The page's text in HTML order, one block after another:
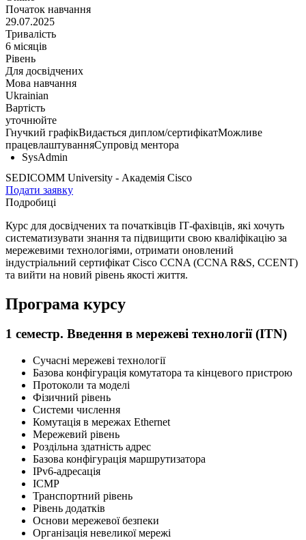
Початок навчання
29.07.2025
Тривалість
6 місяців
Рівень
Для досвідчених
Мова навчання
Ukrainian
Вартість
уточнюйте
Гнучкий графікВидається диплом/сертифікатМожливе
працевлаштуванняСупровід ментора
SysAdmin
SEDICOMM University - Академія Cisco
Подати заявку
Подробиці
Курс для досвідчених та початківців ІТ-фахівців, які хочуть
систематизувати знання та підвищити свою кваліфікацію за
мережевими технологіями, отримати оновлений
індустріальний сертифікат Cisco CCNA (CCNA R&S, CCENT)
та вийти на новий рівень якості життя.
Програма курсу
1 семестр. Введення в мережеві технології (ITN)
Сучасні мережеві технології
Базова конфігурація комутатора та кінцевого пристрою
Протоколи та моделі
Фізичний рівень
Системи числення
Комутація в мережах Ethernet
Мережевий рівень
Роздільна здатність адрес
Базова конфігурація маршрутизатора
IPv6-адресація
ICMP
Транспортний рівень
Рівень додатків
Основи мережевої безпеки
Організація невеликої мережі